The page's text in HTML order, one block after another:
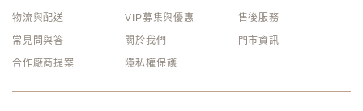
物流與配送
VIP募集與優惠
售後服務
常見問與答
關於我們
門市資訊
合作廠商提案
隱私權保護